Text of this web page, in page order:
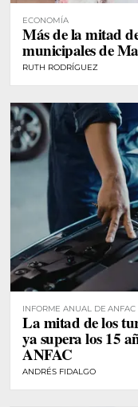
ECONOMÍA
Más de la mitad
municipales de
RUTH RODRÍGUEZ
INFORME ANUAL DE
La mitad de los
ya supera los 15
ANFAC
ANDRÉS FIDALGO